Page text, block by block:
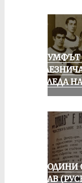
ПОГЛЕДА
70
ДУНАВ